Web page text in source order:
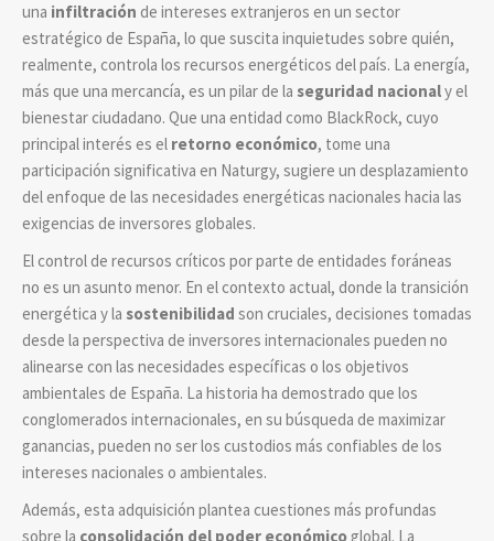
una infiltración de intereses extranjeros en un sector
estratégico de España, lo que suscita inquietudes sobre quién,
realmente, controla los recursos energéticos del país. La energía,
más que una mercancía, es un pilar de la seguridad nacionaly el
bienestar ciudadano. Que una entidad como BlackRock, cuyo
principal interés es el retorno económico, tome una
participación significativa en Naturgy, sugiere un desplazamiento
del enfoque de las necesidades energéticas nacionales hacia las
exigencias de inversores globales.
El control de recursos críticos por parte de entidades foráneas
no es un asunto menor. En el contexto actual, donde la transición
energética y la sostenibilidad son cruciales, decisiones tomadas
desde la perspectiva de inversores internacionales pueden no
alinearse con las necesidades específicas o los objetivos
ambientales de España. La historia ha demostrado que los
conglomerados internacionales, en su búsqueda de maximizar
ganancias, pueden no ser los custodios más confiables de los
intereses nacionales o ambientales.
Además, esta adquisición plantea cuestiones más profundas
sobre la consolidación del poder económicoglobal. La